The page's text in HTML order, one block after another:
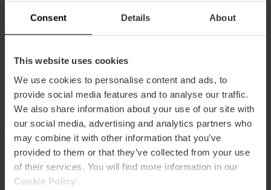
Consent Details About
This website uses cookies
We use cookies to personalise content and ads, to
provide social media features and to analyse our traffic.
We also share information about your use of our site with
our social media, advertising and analytics partners who
may combine it with other information that you’ve
provided to them or that they’ve collected from your use
of their services. You will find more information in our
Cookie Policy
Comment s'y rendre
Vous pouvez aussi être intéressé